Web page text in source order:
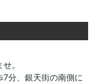
。
分、銀天街の南側に